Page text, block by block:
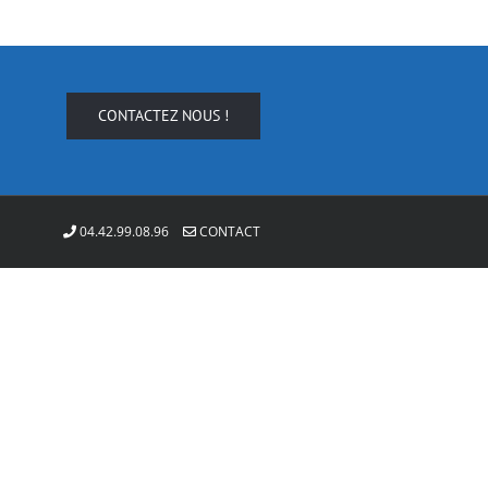
CONTACTEZ NOUS !
04.42.99.08.96 CONTACT